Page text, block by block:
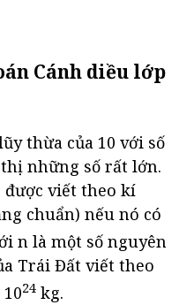
Cánh diều lớp
thừa của 10 với số
những số rất lớn.
được viết theo kí
chuẩn) nếu nó có
n là một số nguyên
Trái Đất viết theo
24 kg.